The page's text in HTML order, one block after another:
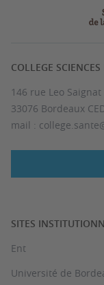
COLLEGE
146 rue Leo Saignat
33076 Bordeaux
mail :
SITES
Ent
Université de